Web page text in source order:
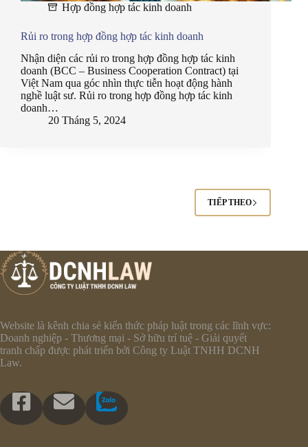
Hợp đồng hợp tác kinh doanh
Rủi ro trong hợp đồng hợp tác kinh doanh
Nhận diện các rủi ro trong hợp đồng hợp tác kinh
doanh (BCC – Business Cooperation Contract) tại
Việt Nam qua góc nhìn thực tiễn hoạt động hành
nghề luật sư. Rủi ro trong hợp đồng hợp tác kinh
doanh…
20 Tháng 5, 2024
TIẾP THEO
Website là kênh chia sẻ kiến thức pháp luật trong các lĩnh vực:
Doanh nghiệp - Thương mại - Sở hữu trí tuệ - Giải quyết
tranh chấp được phát triển bởi Công ty Luật TNHH DCNH
Law.